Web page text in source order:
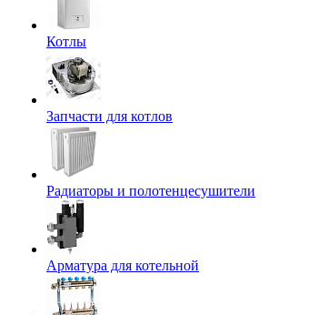
Котлы
Запчасти для котлов
Радиаторы и полотенцесушители
Арматура для котельной